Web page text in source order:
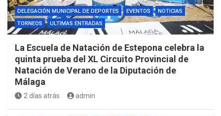
DELEGACIÓN MUNICIPAL DE DEPORTES EVENTOS
NOTICIAS
TORNEOS
ULTIMAS ENTRADAS
La Escuela de Natación de Estepona celebra la
quinta prueba del XL Circuito Provincial de
Natación de Verano de la Diputación de
Málaga
2 días atrás admin